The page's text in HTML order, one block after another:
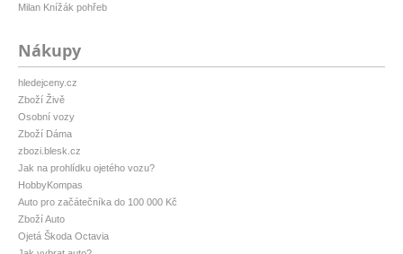
Milan Knížák pohřeb
Nákupy
hledejceny.cz
Zboží Živě
Osobní vozy
Zboží Dáma
zbozi.blesk.cz
Jak na prohlídku ojetého vozu?
HobbyKompas
Auto pro začátečníka do 100 000 Kč
Zboží Auto
Ojetá Škoda Octavia